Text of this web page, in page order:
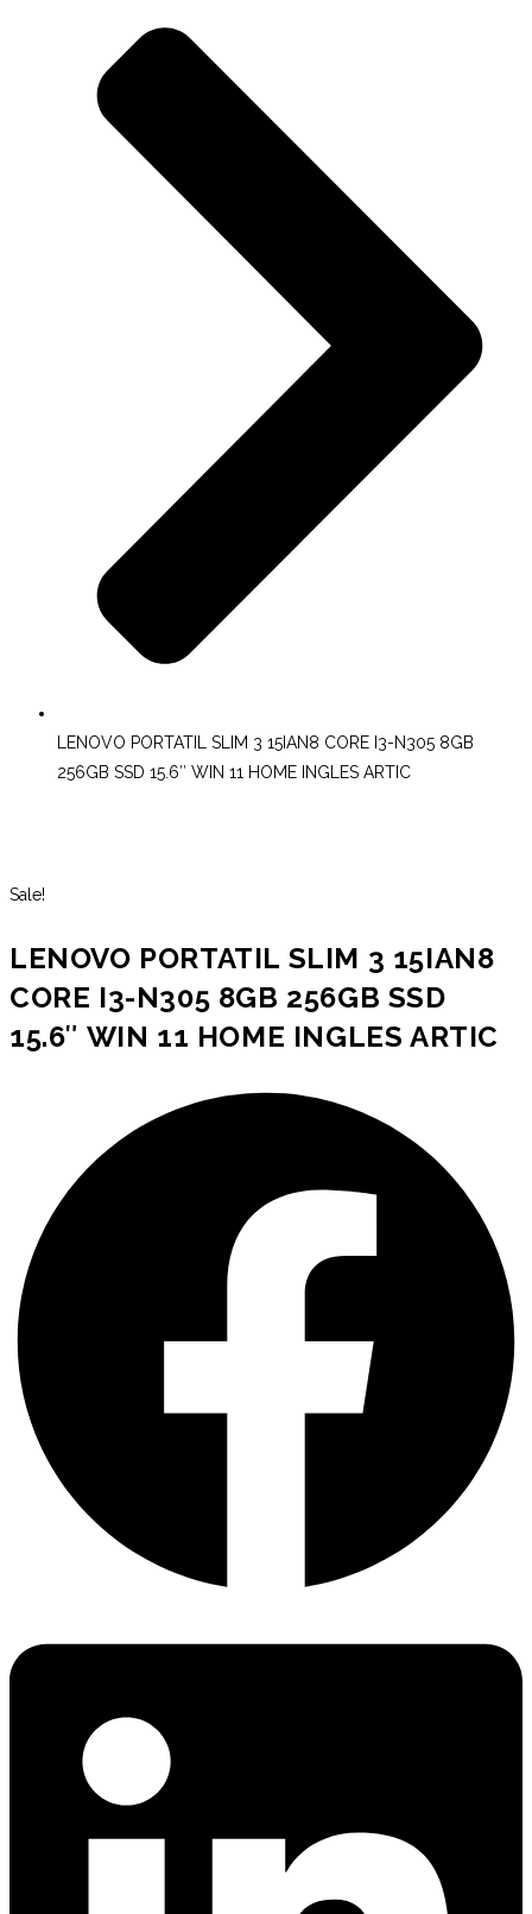
LENOVO PORTATIL SLIM 3 15IAN8 CORE I3-N305 8GB
256GB SSD 15.6″ WIN 11 HOME INGLES ARTIC
Sale!
LENOVO PORTATIL SLIM 3 15IAN8
CORE I3-N305 8GB 256GB SSD
15.6″ WIN 11 HOME INGLES ARTIC